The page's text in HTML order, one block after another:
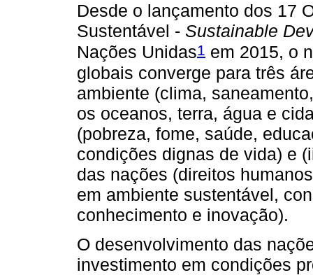
Desde o lançamento dos 17
Sustentável - Sustainable
Nações Unidas1 em 2015, o
globais converge para três
ambiente (clima,
os oceanos, terra, água e
(pobreza, fome, saúde,
condições dignas de vida) e
das nações (direitos
em ambiente sustentável,
conhecimento e inovação).
O desenvolvimento das
investimento em condições